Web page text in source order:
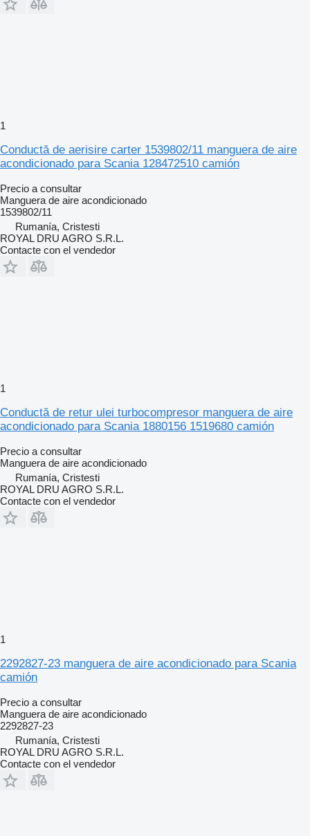
1
Conductă de aerisire carter 1539802/11 manguera de aire
acondicionado para Scania 128472510 camión
Precio a consultar
Manguera de aire acondicionado
1539802/11
Rumanía, Cristesti
ROYAL DRU AGRO S.R.L.
Contacte con el vendedor
1
Conductă de retur ulei turbocompresor manguera de aire
acondicionado para Scania 1880156 1519680 camión
Precio a consultar
Manguera de aire acondicionado
Rumanía, Cristesti
ROYAL DRU AGRO S.R.L.
Contacte con el vendedor
1
2292827-23 manguera de aire acondicionado para Scania
camión
Precio a consultar
Manguera de aire acondicionado
2292827-23
Rumanía, Cristesti
ROYAL DRU AGRO S.R.L.
Contacte con el vendedor